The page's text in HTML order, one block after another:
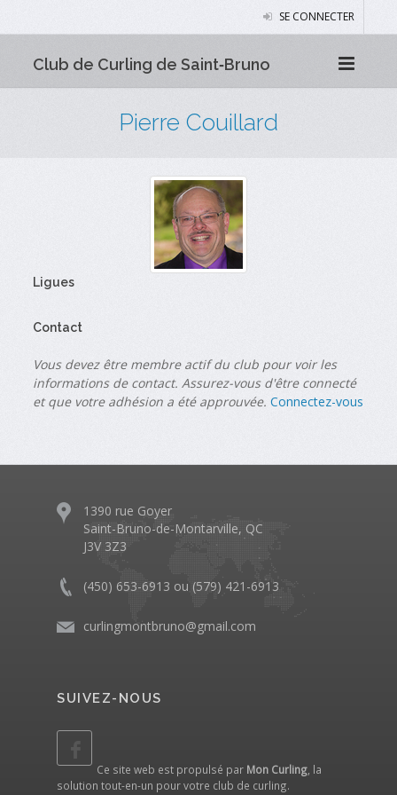
SE CONNECTER
Club de Curling de Saint‑Bruno
Pierre Couillard
Ligues
Contact
Vous devez être membre actif du club pour voir les
informations de contact. Assurez-vous d'être connecté
et que votre adhésion a été approuvée. Connectez-vous
1390 rue Goyer
Saint-Bruno-de-Montarville, QC
J3V 3Z3
(450) 653-6913 ou (579) 421-6913
curlingmontbruno@gmail.com
SUIVEZ-NOUS
Ce site web est propulsé par Mon Curling , la
solution tout-en-un pour votre club de curling.